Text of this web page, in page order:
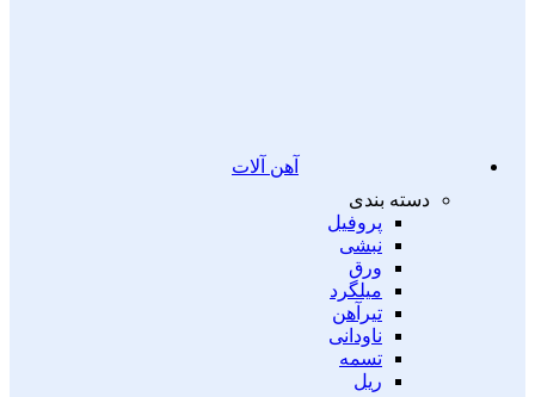
آهن آلات
دسته بندی
پروفیل
نبشی
ورق
میلگرد
تیرآهن
ناودانی
تسمه
ریل